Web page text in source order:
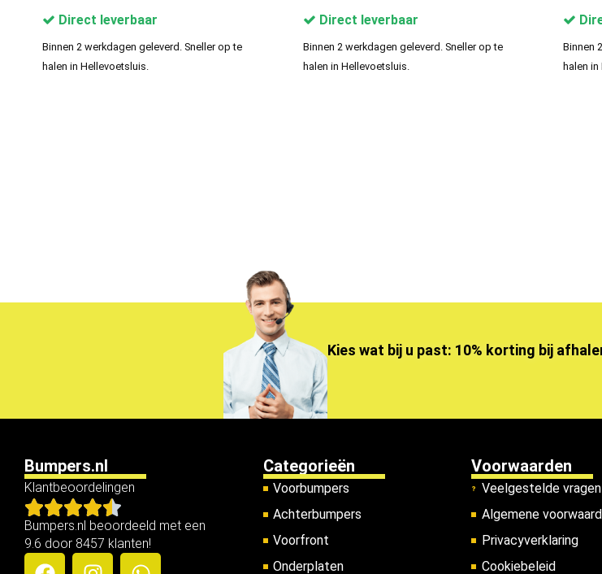
Direct leverbaar
Binnen 2 werkdagen geleverd. Sneller op te
halen in Hellevoetsluis.
Direct leverbaar
Binnen 2 werkdagen geleverd. Sneller op te
halen in Hellevoetsluis.
Binnen
halen in
Kies wat bij u past: 10% korting bij
Bumpers.nl
Klantbeoordelingen
Bumpers.nl beoordeeld met een
9.6 door 8457 klanten!
Categorieën
Voorbumpers
Achterbumpers
Voorfront
Onderplaten
Voorwaarden
Veelgestelde vragen
Algemene
Privacyverklaring
Cookiebeleid